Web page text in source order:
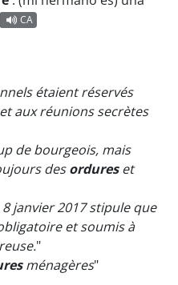
CA
étaient réservés
aux réunions secrètes
de bourgeois, mais
desordureset
janvier 2017 stipule que
et soumis à
"
ménagères"